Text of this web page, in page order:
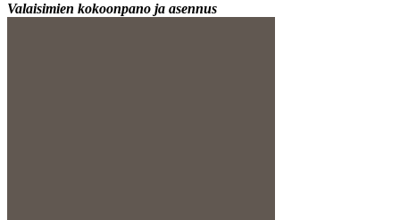
Valaisimien kokoonpano ja asennus